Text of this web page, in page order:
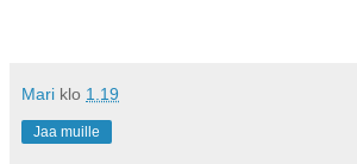
Mari klo 1.19
Jaa muille